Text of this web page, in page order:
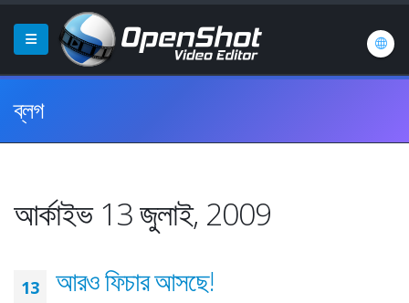
ব্লগ
আর্কাইভ 13 জুলাই, 2009
13 আরও ফিচার আসছে!